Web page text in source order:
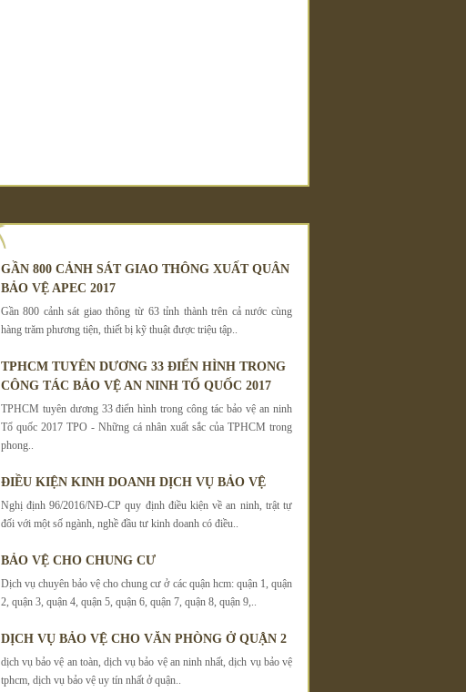
GẦN 800 CẢNH SÁT GIAO THÔNG XUẤT QUÂN
BẢO VỆ APEC 2017
Gần 800 cảnh sát giao thông từ 63 tỉnh thành trên cả nước cùng
hàng trăm phương tiện, thiết bị kỹ thuật được triệu tập..
TPHCM TUYÊN DƯƠNG 33 ĐIỂN HÌNH TRONG
CÔNG TÁC BẢO VỆ AN NINH TỔ QUỐC 2017
TPHCM tuyên dương 33 điển hình trong công tác bảo vệ an ninh
Tổ quốc 2017 TPO - Những cá nhân xuất sắc của TPHCM trong
phong..
ĐIỀU KIỆN KINH DOANH DỊCH VỤ BẢO VỆ
Nghị định 96/2016/NĐ-CP quy định điều kiện về an ninh, trật tự
đối với một số ngành, nghề đầu tư kinh doanh có điều..
BẢO VỆ CHO CHUNG CƯ
Dịch vụ chuyên bảo vệ cho chung cư ở các quận hcm: quận 1, quận
2, quận 3, quận 4, quận 5, quận 6, quận 7, quận 8, quận 9,..
DỊCH VỤ BẢO VỆ CHO VĂN PHÒNG Ở QUẬN 2
dịch vụ bảo vệ an toàn, dịch vụ bảo vệ an ninh nhất, dịch vụ bảo vệ
tphcm, dịch vụ bảo vệ uy tín nhất ở quận..